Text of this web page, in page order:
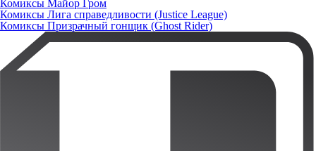
Комиксы Майор Гром
Комиксы Лига справедливости (Justice League)
Комиксы Призрачный гонщик (Ghost Rider)